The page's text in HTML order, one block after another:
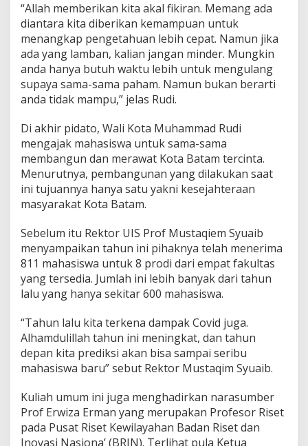
“Allah memberikan kita akal fikiran. Memang ada
diantara kita diberikan kemampuan untuk
menangkap pengetahuan lebih cepat. Namun jika
ada yang lamban, kalian jangan minder. Mungkin
anda hanya butuh waktu lebih untuk mengulang
supaya sama-sama paham. Namun bukan berarti
anda tidak mampu,” jelas Rudi.
Di akhir pidato, Wali Kota Muhammad Rudi
mengajak mahasiswa untuk sama-sama
membangun dan merawat Kota Batam tercinta.
Menurutnya, pembangunan yang dilakukan saat
ini tujuannya hanya satu yakni kesejahteraan
masyarakat Kota Batam.
Sebelum itu Rektor UIS Prof Mustaqiem Syuaib
menyampaikan tahun ini pihaknya telah menerima
811 mahasiswa untuk 8 prodi dari empat fakultas
yang tersedia. Jumlah ini lebih banyak dari tahun
lalu yang hanya sekitar 600 mahasiswa.
“Tahun lalu kita terkena dampak Covid juga.
Alhamdulillah tahun ini meningkat, dan tahun
depan kita prediksi akan bisa sampai seribu
mahasiswa baru” sebut Rektor Mustaqim Syuaib.
Kuliah umum ini juga menghadirkan narasumber
Prof Erwiza Erman yang merupakan Profesor Riset
pada Pusat Riset Kewilayahan Badan Riset dan
Inovasi Nasiona’ (BRIN). Terlihat pula Ketua